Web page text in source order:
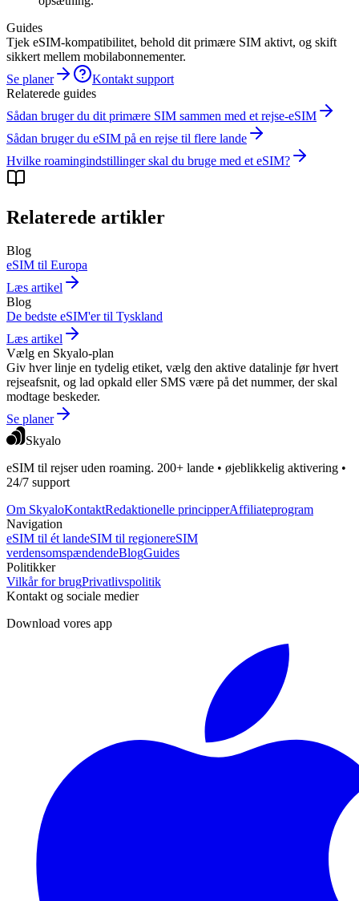
Guides
Tjek eSIM-kompatibilitet, behold dit primære SIM aktivt, og skift
sikkert mellem mobilabonnementer.
Se planer
Kontakt support
Relaterede guides
Sådan bruger du dit primære SIM sammen med et rejse-eSIM
Sådan bruger du eSIM på en rejse til flere lande
Hvilke roamingindstillinger skal du bruge med et eSIM?
Relaterede artikler
Blog
eSIM til Europa
Læs artikel
Blog
De bedste eSIM'er til Tyskland
Læs artikel
Vælg en Skyalo-plan
Giv hver linje en tydelig etiket, vælg den aktive datalinje før hvert
rejseafsnit, og lad opkald eller SMS være på det nummer, der skal
modtage beskeder.
Se planer
Skyalo
eSIM til rejser uden roaming. 200+ lande • øjeblikkelig aktivering •
24/7 support
Om SkyaloKontaktRedaktionelle principperAffiliateprogram
Navigation
eSIM til ét landeSIM til regionereSIM
verdensomspændendeBlogGuides
Politikker
Vilkår for brugPrivatlivspolitik
Kontakt og sociale medier
Download vores app